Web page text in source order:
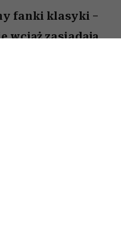
fanki klasyki –
wciąż zasiadają